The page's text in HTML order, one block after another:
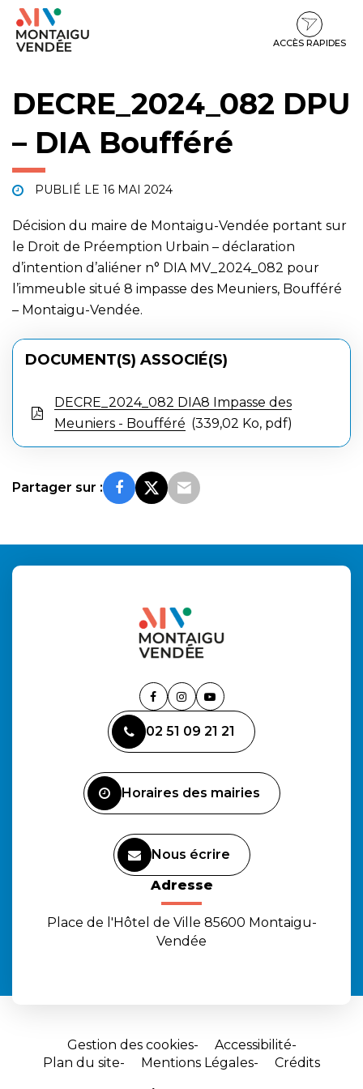
Gestion des traceurs
Aller
Aller
contenu
Aller
pied
ACCÈS RAPIDES
DECRE_2024_082 DPU
– DIA Boufféré
PUBLIÉ LE 16 MAI 2024
Décision du maire de Montaigu-Vendée portant sur
le Droit de Préemption Urbain – déclaration
d’intention d’aliéner n° DIA MV_2024_082 pour
l’immeuble situé 8 impasse des Meuniers, Boufféré
– Montaigu-Vendée.
DOCUMENT(S) ASSOCIÉ(S)
DECRE_2024_082 DIA8 Impasse des
Meuniers - Boufféré
339,02 Ko, pdf
Partager sur :
Lien
le
compte
Lien
le
compte
Lien
la
chaîne
02 51 09 21 21
Horaires des mairies
Nous écrire
Adresse
Place de l'Hôtel de Ville 85600 Montaigu-
Vendée
Gestion des cookies
Accessibilité
Plan du site
Mentions Légales
Crédits